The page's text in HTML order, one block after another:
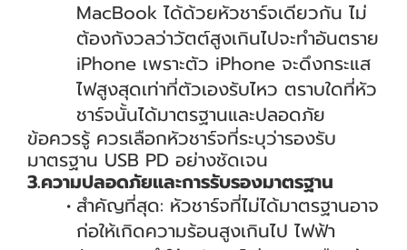
MacBook ได้ด้วยหัวชาร์จเดียวกัน ไม่
ต้องกังวลว่าวัตต์สูงเกินไปจะทำอันตราย
iPhone เพราะตัว iPhone จะดึงกระแส
ไฟสูงสุดเท่าที่ตัวเองรับไหว ตราบใดที่หัว
ชาร์จนั้นได้มาตรฐานและปลอดภัย
ข้อควรรู้ ควรเลือกหัวชาร์จที่ระบุว่ารองรับ
มาตรฐาน USB PD อย่างชัดเจน
3.ความปลอดภัยและการรับรองมาตรฐาน
สำคัญที่สุด: หัวชาร์จที่ไม่ได้มาตรฐานอาจ
ก่อให้เกิดความร้อนสูงเกินไป ไฟฟ้า